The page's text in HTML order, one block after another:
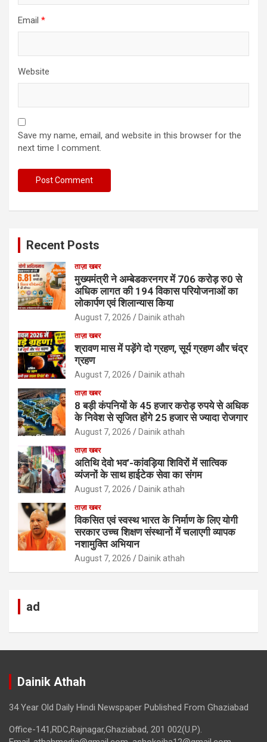
Email *
Website
Save my name, email, and website in this browser for the
next time I comment.
Recent Posts
ताज़ा खबर
मुख्यमंत्री ने अम्बेडकरनगर में 706 करोड़ रु0 से
अधिक लागत की 194 विकास परियोजनाओं का
लोकार्पण एवं शिलान्यास किया
August 7, 2026 Dainik athah
ताज़ा खबर
श्रावण मास में पड़ेंगे दो ग्रहण, सूर्य ग्रहण और चंद्र
ग्रहण
August 7, 2026 Dainik athah
ताज़ा खबर
8 बड़ी कंपनियों के 45 हजार करोड़ रुपये से अधिक
के निवेश से सृजित होंगे 25 हजार से ज्यादा रोजगार
August 7, 2026 Dainik athah
ताज़ा खबर
अतिथि देवो भव’-कांवड़िया शिविरों में सात्विक
व्यंजनों के साथ हाईटेक सेवा का संगम
August 7, 2026 Dainik athah
ताज़ा खबर
विकसित एवं स्वस्थ भारत के निर्माण के लिए योगी
सरकार उच्च शिक्षण संस्थानों में चलाएगी व्यापक
नशामुक्ति अभियान
August 7, 2026 Dainik athah
ad
Dainik Athah
34 Year Old Daily Hindi Newspaper Published From Ghaziabad
Office-141,RDC,Rajnagar,Ghaziabad, 201 002(U.P).